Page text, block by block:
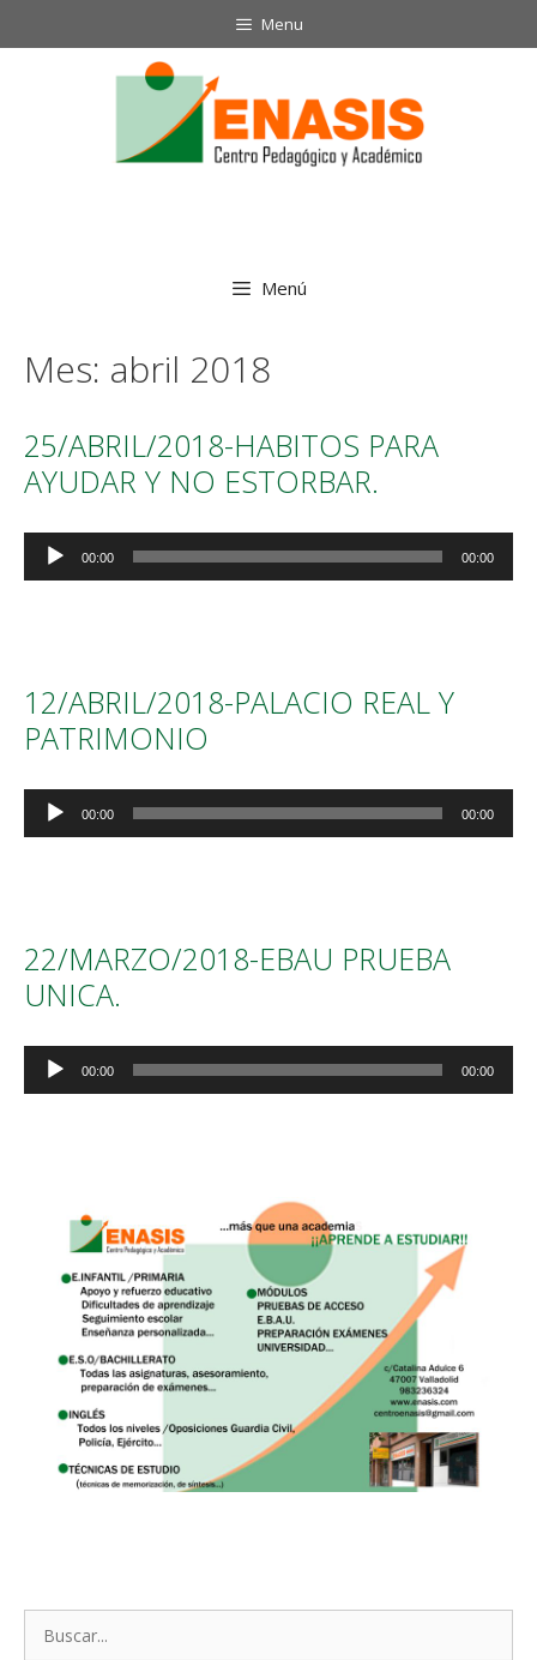
Menu
Menú
Mes: abril 2018
25/ABRIL/2018-HABITOS PARA
AYUDAR Y NO ESTORBAR.
Reproductor
00:00 00:00
12/ABRIL/2018-PALACIO REAL Y
PATRIMONIO
Reproductor
00:00 00:00
22/MARZO/2018-EBAU PRUEBA
UNICA.
Reproductor
00:00 00:00